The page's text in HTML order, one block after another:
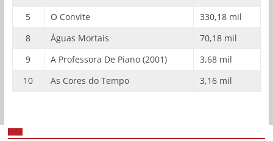
5 O Convite
330,18 mil
8
Águas Mortais
70,18 mil
9
A Professora De Piano (2001)
3,68 mil
10
As Cores do Tempo 3,16 mil